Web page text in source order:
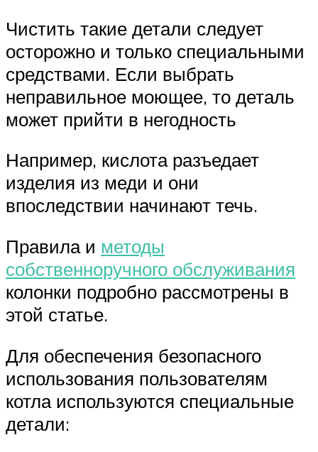
Чистить такие детали следует
осторожно и только специальными
средствами. Если выбрать
неправильное моющее, то деталь
может прийти в негодность
Например, кислота разъедает
изделия из меди и они
впоследствии начинают течь.
Правила и методы
собственноручного обслуживания
колонки подробно рассмотрены в
этой статье.
Для обеспечения безопасного
использования пользователям
котла используются специальные
детали: